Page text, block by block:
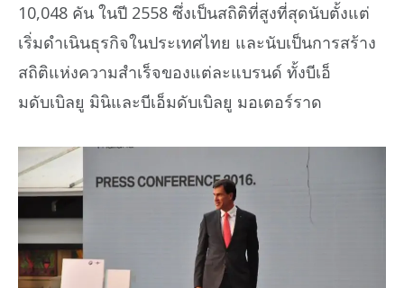
10,048 คัน ในปี 2558 ซึ่งเป็นสถิติที่สูงที่สุดนับตั้งแต่
เริ่มดำเนินธุรกิจในประเทศไทย และนับเป็นการสร้าง
สถิติแห่งความสำเร็จของแต่ละแบรนด์ ทั้งบีเอ็
มดับเบิลยู มินิและบีเอ็มดับเบิลยู มอเตอร์ราด